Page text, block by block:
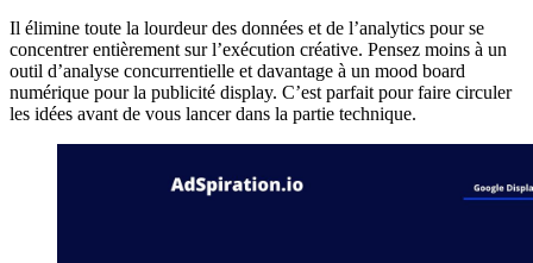
Il élimine toute la lourdeur des données et de l’analytics pour se
concentrer entièrement sur l’exécution créative. Pensez moins à un
outil d’analyse concurrentielle et davantage à un mood board
numérique pour la publicité display. C’est parfait pour faire circuler
les idées avant de vous lancer dans la partie technique.